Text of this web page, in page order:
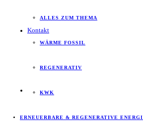
Kontakt
ALLES ZUM THEMA
WÄRME FOSSIL
REGENERATIV
KWK
ERNEUERBARE & REGENERATIVE